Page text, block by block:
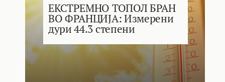
ЕКСТРЕМНО ТОПОЛ БРАН
ВО ФРАНЦИЈА: Измерени
дури 44.3 степени